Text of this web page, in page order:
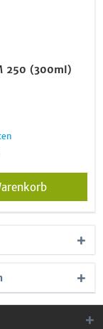
250 (300ml)